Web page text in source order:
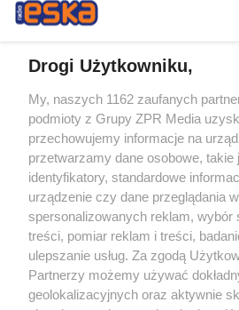
Żaden utwór zamieszczony w serwisie nie
rozpowszechniany lub dalej
tym także elektroniczny lub mechaniczny)
eksploatacji w jakiejkolwiek formie, włącznie
Internecie bez pisemnej zgody właściciela
wykorzystanie utworów w całości lub w
tzn. bez właściwej zgody, jest zabronione
ścigane prawnie.
Drogi Użytkowniku,
My, naszych 1162 zaufanych
podmioty z Grupy ZPR Media
przechowujemy informacje na
przetwarzamy dane osobowe, takie
identyfikatory, standardowe
urządzenie czy dane przeglądania
spersonalizowanych reklam, wybór
treści, pomiar reklam i treści,
ulepszanie usług. Za zgodą
Partnerzy możemy używać
geolokalizacyjnych oraz aktywnie